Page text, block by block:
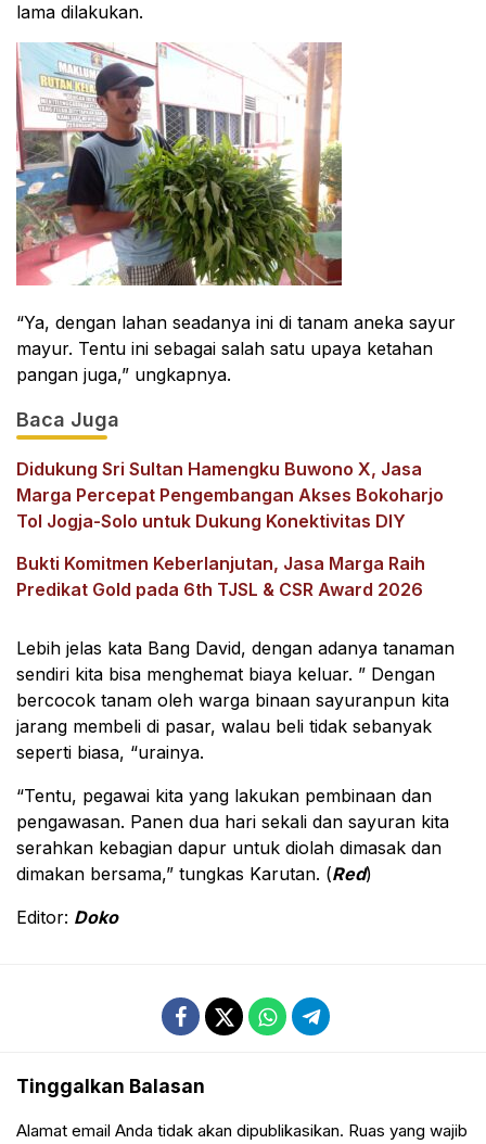
lama dilakukan.
“Ya, dengan lahan seadanya ini di tanam aneka sayur
mayur. Tentu ini sebagai salah satu upaya ketahan
pangan juga,” ungkapnya.
Baca Juga
Didukung Sri Sultan Hamengku Buwono X, Jasa
Marga Percepat Pengembangan Akses Bokoharjo
Tol Jogja-Solo untuk Dukung Konektivitas DIY
Bukti Komitmen Keberlanjutan, Jasa Marga Raih
Predikat Gold pada 6th TJSL & CSR Award 2026
Lebih jelas kata Bang David, dengan adanya tanaman
sendiri kita bisa menghemat biaya keluar. ” Dengan
bercocok tanam oleh warga binaan sayuranpun kita
jarang membeli di pasar, walau beli tidak sebanyak
seperti biasa, “urainya.
“Tentu, pegawai kita yang lakukan pembinaan dan
pengawasan. Panen dua hari sekali dan sayuran kita
serahkan kebagian dapur untuk diolah dimasak dan
dimakan bersama,” tungkas Karutan. (Red)
Editor: Doko
Tinggalkan Balasan
Alamat email Anda tidak akan dipublikasikan. Ruas yang wajib